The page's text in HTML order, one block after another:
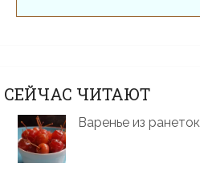
СЕЙЧАС ЧИТАЮТ
Варенье из ранеток